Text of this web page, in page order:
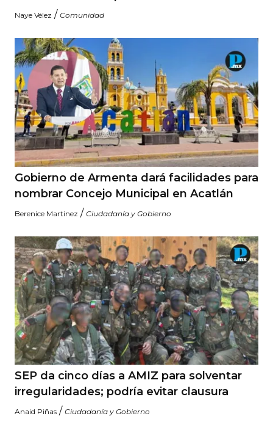
Naye Vélez / Comunidad
Gobierno de Armenta dará facilidades para
nombrar Concejo Municipal en Acatlán
Berenice Martinez / Ciudadanía y Gobierno
SEP da cinco días a AMIZ para solventar
irregularidades; podría evitar clausura
Anaid Piñas / Ciudadanía y Gobierno